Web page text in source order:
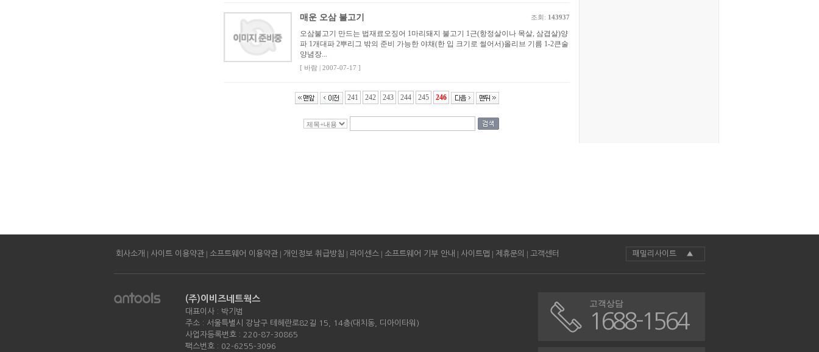
매운 오삼 불고기 조회: 143937
오삼불고기 만드는 법재료오징어 1마리돼지 불고기 1근(항정살이나 목살, 삼겹살)양
파 1개대파 2뿌리그 밖의 준비 가능한 야채(한 입 크기로 썰어서)올리브 기름 1-2큰술
양념장...
[ 바람 | 2007-07-17 ]
241 242 243 244 245 246
회사소개 | 사이트 이용약관 | 소프트웨어 이용약관 | 개인정보 취급방침 | 라이센스 | 소프트웨어 기부 안내 | 사이트맵 | 제휴문의 | 고객센터 패밀리사이트 ▲
(주)이비즈네트웍스
대표이사 : 박기범
주소 : 서울특별시 강남구 테헤란로82길 15, 14층(대치동, 디아이타워)
사업자등록번호 : 220-87-30865
팩스번호 : 02-6255-3096
고객상담
1688-1564